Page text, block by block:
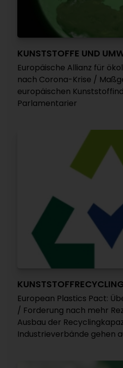
KUNSTSTOFFE UND
Europäische Allianz für
nach Corona-Krise /
europäischen
Parlamentarier
European Plastics Pact:
/ Forderung nach mehr
Ausbau der
Industrieverbände gehen